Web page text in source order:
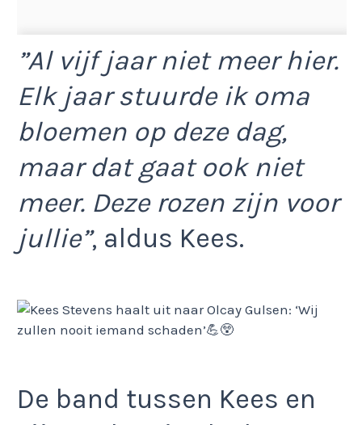
”Al vijf jaar niet meer hier.
Elk jaar stuurde ik oma
bloemen op deze dag,
maar dat gaat ook niet
meer. Deze rozen zijn voor
jullie”, aldus Kees.
De band tussen Kees en